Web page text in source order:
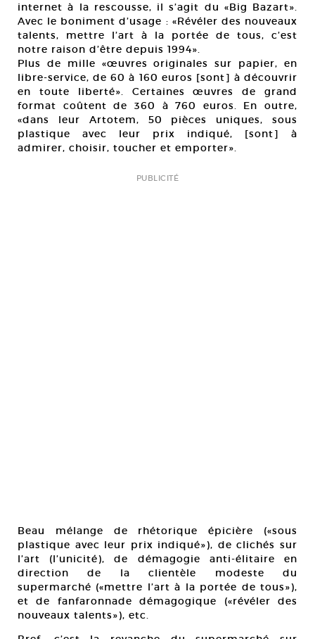
internet à la rescousse, il s’agit du «Big Bazart».
Avec le boniment d’usage : «Révéler des nouveaux
talents, mettre l’art à la portée de tous, c’est
notre raison d’être depuis 1994».
Plus de mille «œuvres originales sur papier, en
libre-service, de 60 à 160 euros [sont] à découvrir
en toute liberté». Certaines œuvres de grand
format coûtent de 360 à 760 euros. En outre,
«dans leur Artotem, 50 pièces uniques, sous
plastique avec leur prix indiqué, [sont] à
admirer, choisir, toucher et emporter».
PUBLICITÉ
Beau mélange de rhétorique épicière («sous
plastique avec leur prix indiqué»), de clichés sur
l’art (l’unicité), de démagogie anti-élitaire en
direction de la clientèle modeste du
supermarché («mettre l’art à la portée de tous»),
et de fanfaronnade démagogique («révéler des
nouveaux talents»), etc.